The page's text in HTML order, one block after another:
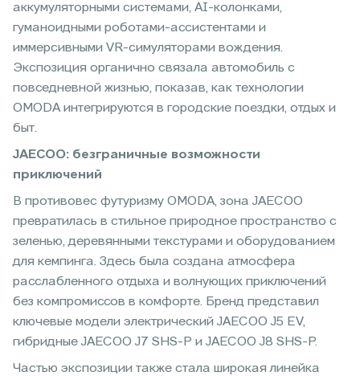
аккумуляторными системами, AI-колонками,
гуманоидными роботами-ассистентами и
иммерсивными VR-симуляторами вождения.
Экспозиция органично связала автомобиль с
повседневной жизнью, показав, как технологии
OMODA интегрируются в городские поездки, отдых и
быт.
JAECOO: безграничные возможности
приключений
В противовес футуризму OMODA, зона JAECOO
превратилась в стильное природное пространство с
зеленью, деревянными текстурами и оборудованием
для кемпинга. Здесь была создана атмосфера
расслабленного отдыха и волнующих приключений
без компромиссов в комфорте. Бренд представил
ключевые модели электрический JAECOO J5 EV,
гибридные JAECOO J7 SHS-P и JAECOO J8 SHS-P.
Частью экспозиции также стала широкая линейка